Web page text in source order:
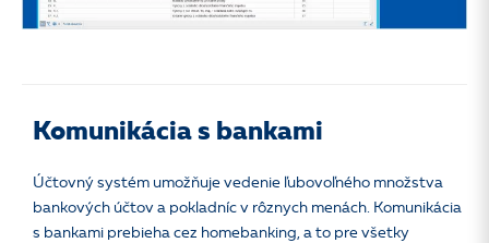
Komunikácia s bankami
Účtovný systém umožňuje vedenie ľubovoľného množstva
bankových účtov a pokladníc v rôznych menách. Komunikácia
s bankami prebieha cez homebanking, a to pre všetky